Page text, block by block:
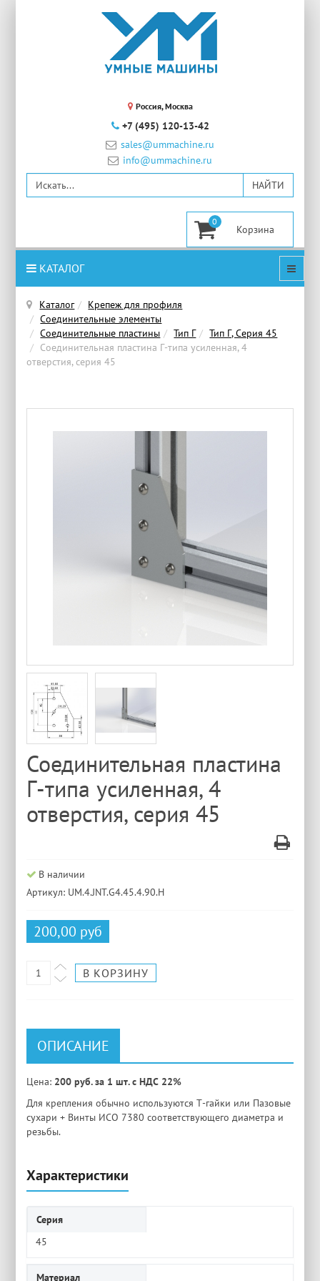
Россия, Москва
+7 (495) 120-13-42
sales@ummachine.ru
info@ummachine.ru
0
КАТАЛОГ
Каталог
Крепеж для профиля
Соединительные элементы
Соединительные пластины
Тип Г
Тип Г, Серия 45
Соединительная пластина Г-типа усиленная, 4
отверстия, серия 45
Соединительная пластина
Г-типа усиленная, 4
отверстия, серия 45
В наличии
Артикул: UM.4.JNT.G4.45.4.90.H
200,00 руб
ОПИСАНИЕ
Цена: 200 руб. за 1 шт. с НДС 22%
Для крепления обычно используются Т-гайки или Пазовые
сухари + Винты ИСО 7380 соответствующего диаметра и
резьбы.
Характеристики
Серия
45
Материал